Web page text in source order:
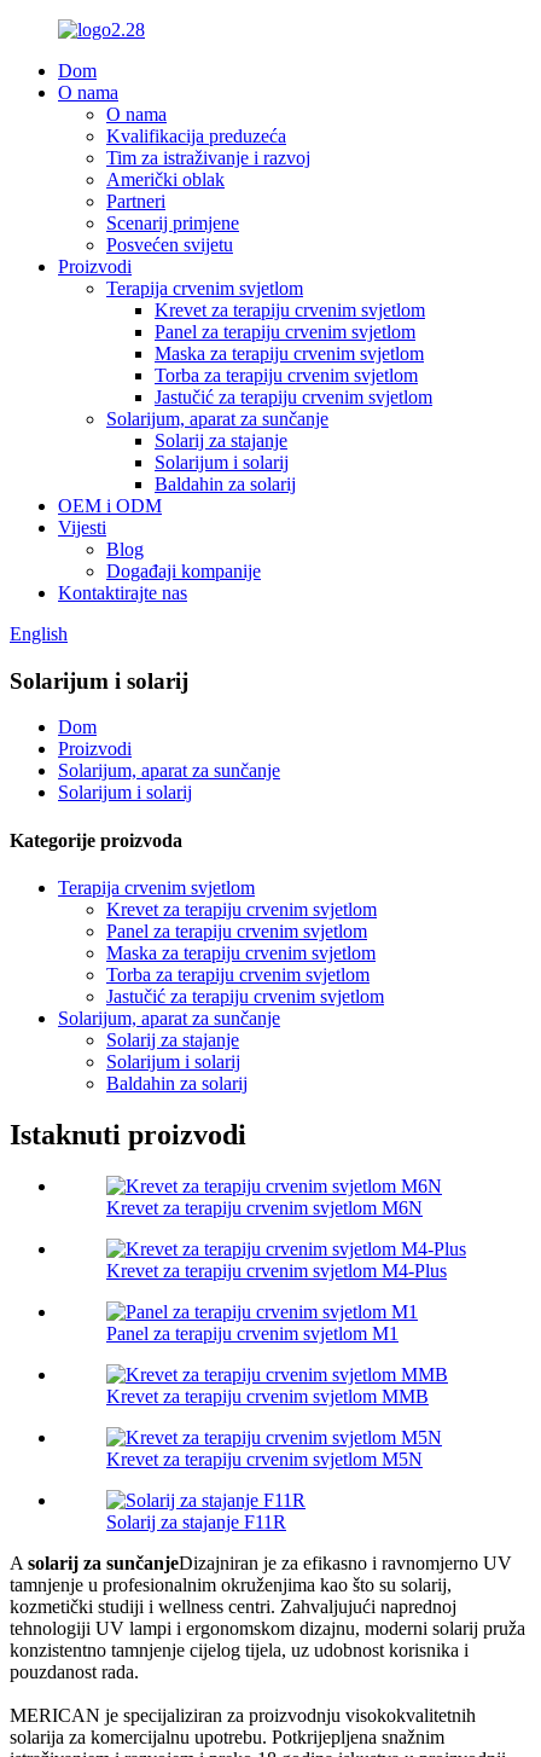
Dom
O nama
O nama
Kvalifikacija preduzeća
Tim za istraživanje i razvoj
Američki oblak
Partneri
Scenarij primjene
Posvećen svijetu
Proizvodi
Terapija crvenim svjetlom
Krevet za terapiju crvenim svjetlom
Panel za terapiju crvenim svjetlom
Maska za terapiju crvenim svjetlom
Torba za terapiju crvenim svjetlom
Jastučić za terapiju crvenim svjetlom
Solarijum, aparat za sunčanje
Solarij za stajanje
Solarijum i solarij
Baldahin za solarij
OEM i ODM
Vijesti
Blog
Događaji kompanije
Kontaktirajte nas
English
Solarijum i solarij
Dom
Proizvodi
Solarijum, aparat za sunčanje
Solarijum i solarij
Kategorije proizvoda
Terapija crvenim svjetlom
Krevet za terapiju crvenim svjetlom
Panel za terapiju crvenim svjetlom
Maska za terapiju crvenim svjetlom
Torba za terapiju crvenim svjetlom
Jastučić za terapiju crvenim svjetlom
Solarijum, aparat za sunčanje
Solarij za stajanje
Solarijum i solarij
Baldahin za solarij
Istaknuti proizvodi
Krevet za terapiju crvenim svjetlom M6N
Krevet za terapiju crvenim svjetlom M4-Plus
Panel za terapiju crvenim svjetlom M1
Krevet za terapiju crvenim svjetlom MMB
Krevet za terapiju crvenim svjetlom M5N
Solarij za stajanje F11R
A solarij za sunčanjeDizajniran je za efikasno i ravnomjerno UV
tamnjenje u profesionalnim okruženjima kao što su solarij,
kozmetički studiji i wellness centri. Zahvaljujući naprednoj
tehnologiji UV lampi i ergonomskom dizajnu, moderni solarij pruža
konzistentno tamnjenje cijelog tijela, uz udobnost korisnika i
pouzdanost rada.
MERICAN je specijaliziran za proizvodnju visokokvalitetnih
solarija za komercijalnu upotrebu. Potkrijepljena snažnim